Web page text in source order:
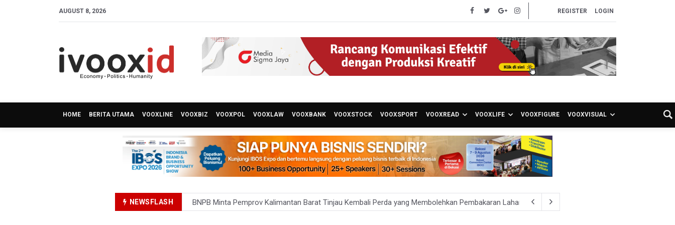
AUGUST 8, 2026 REGISTER LOGIN
HOME BERITA UTAMA VOOXLINE VOOXBIZ VOOXPOL VOOXLAW VOOXBANK VOOXSTOCK VOOXSPORT VOOXREAD VOOXLIFE VOOXFIGURE VOOXVISUAL
NEWSFLASH
BNPB Minta Pemprov Kalimantan Barat Tinjau Kembali Perda yang Membolehkan Pembakaran Lahan untuk Membuka Kebun Warga